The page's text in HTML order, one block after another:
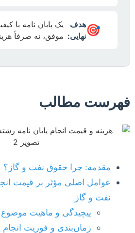
🎯هدف
نهایی:
یک پایان نامه با
موفق، نه صرفاً
فهرست مطالب
مقدمه: چرا حقوق نفت و گاز؟
عوامل اصلی مؤثر بر قیمت
نفت و گاز
پیچیدگی و ماهیت موضوع
زمان‌بندی و فوریت انجام